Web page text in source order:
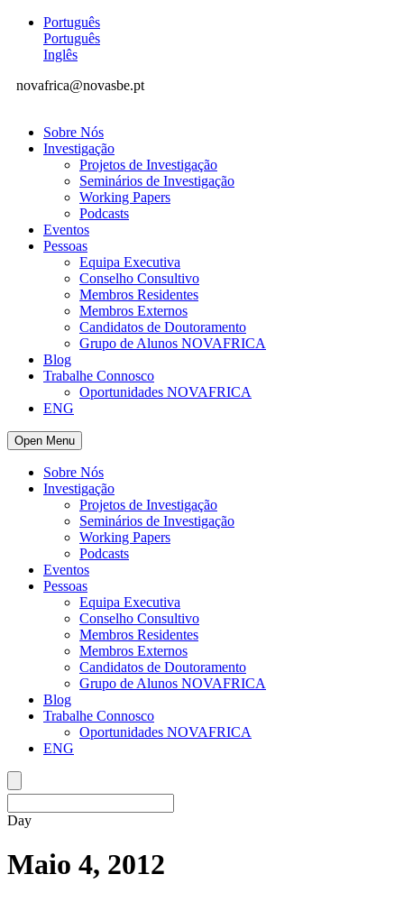
Português
Português
Inglês
novafrica@novasbe.pt
Sobre Nós
Investigação
Projetos de Investigação
Seminários de Investigação
Working Papers
Podcasts
Eventos
Pessoas
Equipa Executiva
Conselho Consultivo
Membros Residentes
Membros Externos
Candidatos de Doutoramento
Grupo de Alunos NOVAFRICA
Blog
Trabalhe Connosco
Oportunidades NOVAFRICA
ENG
Open Menu
Sobre Nós
Investigação
Projetos de Investigação
Seminários de Investigação
Working Papers
Podcasts
Eventos
Pessoas
Equipa Executiva
Conselho Consultivo
Membros Residentes
Membros Externos
Candidatos de Doutoramento
Grupo de Alunos NOVAFRICA
Blog
Trabalhe Connosco
Oportunidades NOVAFRICA
ENG
Day
Maio 4, 2012